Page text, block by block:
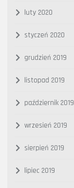
luty 2020
styczeń 2020
grudzień 2019
listopad 2019
październik 2019
wrzesień 2019
sierpień 2019
lipiec 2019